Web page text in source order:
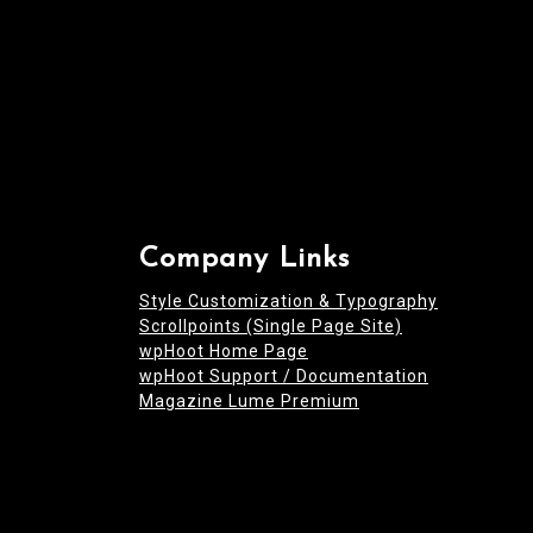
Company Links
Style Customization & Typography
Scrollpoints (Single Page Site)
wpHoot Home Page
wpHoot Support / Documentation
Magazine Lume Premium